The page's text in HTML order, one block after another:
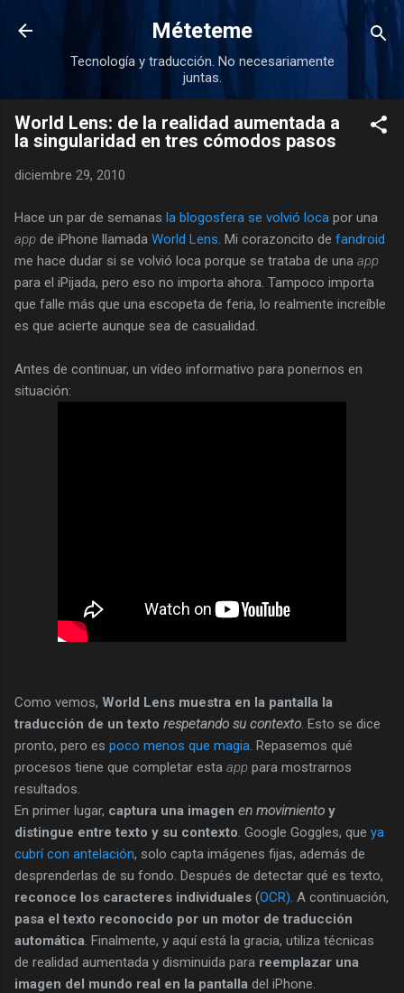
Ir al contenido principal
Méteteme
Tecnología y traducción. No necesariamente
juntas.
World Lens: de la realidad aumentada a
la singularidad en tres cómodos pasos
diciembre 29, 2010
Hace un par de semanas la blogosfera se volvió loca por una
app de iPhone llamada World Lens . Mi corazoncito de fandroid
me hace dudar si se volvió loca porque se trataba de una app
para el iPijada, pero eso no importa ahora. Tampoco importa
que falle más que una escopeta de feria, lo realmente increíble
es que acierte aunque sea de casualidad.
Antes de continuar, un vídeo informativo para ponernos en
situación:
Como vemos, World Lens muestra en la pantalla la
traducción de un texto respetando su contexto . Esto se dice
pronto, pero es poco menos que magia . Repasemos qué
procesos tiene que completar esta app para mostrarnos
resultados.
En primer lugar, captura una imagen en movimiento y
distingue entre texto y su contexto . Google Goggles, que ya
cubrí con antelación, solo capta imágenes fijas, además de
desprenderlas de su fondo. Después de detectar qué es texto,
reconoce los caracteres individuales (OCR) . A continuación,
pasa el texto reconocido por un motor de traducción
automática . Finalmente, y aquí está la gracia, utiliza técnicas
de realidad aumentada y disminuida para reemplazar una
imagen del mundo real en la pantalla del iPhone.